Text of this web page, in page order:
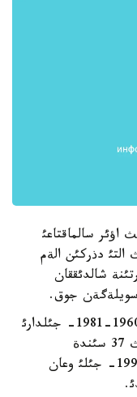
سالماقتاعئ
دذركئن الةم
شالدئققان
سويلةگةن جوق.
مذحاممةد ءالي بيئل 70 كة تولدئ. ول، 1960-1981- جئلدارئ
كاسئبي رينگكة 67 مارتة شئعئپ، سونئث 37 سئندة
قارسئلاسئن نوكداؤندپةن ذتقان . ال، 1999- جئلئ وعان